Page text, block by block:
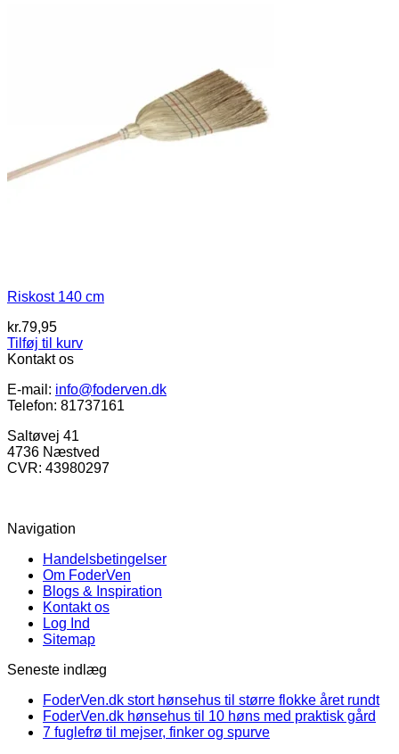
Riskost 140 cm
kr.79,95
Tilføj til kurv
Kontakt os
E-mail: info@foderven.dk
Telefon: 81737161
Saltøvej 41
4736 Næstved
CVR: 43980297
Navigation
Handelsbetingelser
Om FoderVen
Blogs & Inspiration
Kontakt os
Log Ind
Sitemap
Seneste indlæg
FoderVen.dk stort hønsehus til større flokke året rundt
FoderVen.dk hønsehus til 10 høns med praktisk gård
7 fuglefrø til mejser, finker og spurve